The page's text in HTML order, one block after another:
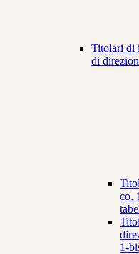
Titolari di
di
co.
1-